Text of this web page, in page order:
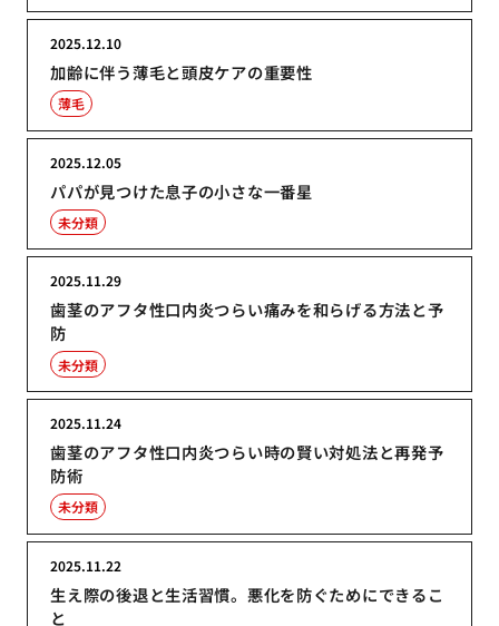
加齢に伴う薄毛と頭皮ケアの重要性
2025.12.10
薄毛
パパが見つけた息子の小さな一番星
2025.12.05
未分類
歯茎のアフタ性口内炎つらい痛みを和らげる方法と予
防
2025.11.29
未分類
歯茎のアフタ性口内炎つらい時の賢い対処法と再発予
防術
2025.11.24
未分類
生え際の後退と生活習慣。悪化を防ぐためにできるこ
と
2025.11.22